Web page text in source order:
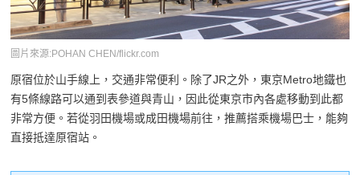
圖片來源:POHAN CHEN/flickr.com
原宿位於山手線上，交通非常便利。除了JR之外，東京Metro地鐵也
有5條線路可以通到表參道與青山，因此從東京市內各處移動到此都
非常方便。若從羽田機場或成田機場前往，推薦搭乘機場巴士，能夠
直接抵達原宿站。